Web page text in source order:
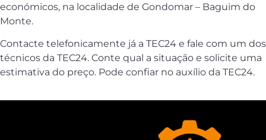
económicos, na localidade de Gondomar – Baguim do
Monte.
Contacte telefonicamente já a TEC24 e fale com um dos
técnicos da TEC24. Conte qual a situação e solicite uma
estimativa do preço. Pode confiar no auxílio da TEC24.